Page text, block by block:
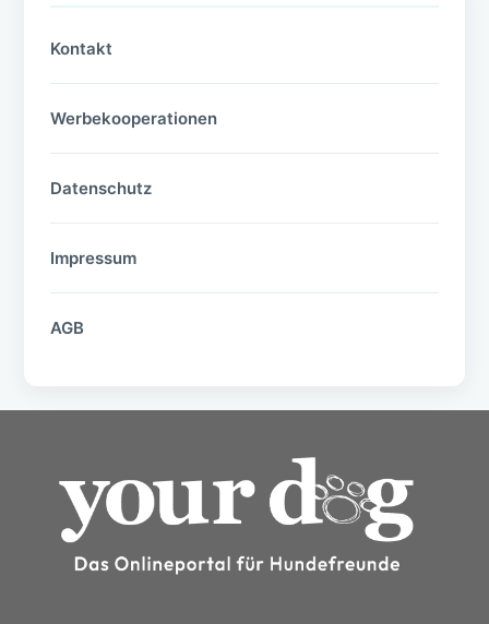
Kontakt
Werbekooperationen
Datenschutz
Impressum
AGB